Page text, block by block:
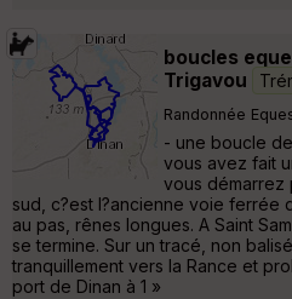
boucles
Trigavou
Randonnée
- une boucle
vous avez fait
vous démarrez
sud, c?est l?ancienne voie ferrée
au pas, rênes longues. A Saint
se termine. Sur un tracé, non
tranquillement vers la Rance et
port de Dinan à 1 »